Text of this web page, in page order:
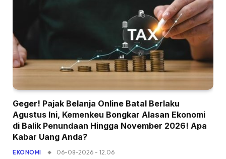
Geger! Pajak Belanja Online Batal Berlaku
Agustus Ini, Kemenkeu Bongkar Alasan Ekonomi
di Balik Penundaan Hingga November 2026! Apa
Kabar Uang Anda?
EKONOMI 06-08-2026 - 12.06